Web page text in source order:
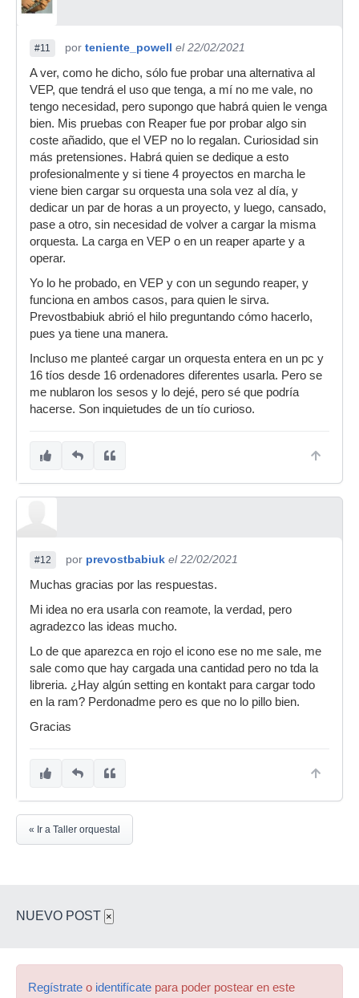
#11 por teniente_powell el 22/02/2021
A ver, como he dicho, sólo fue probar una alternativa al
VEP, que tendrá el uso que tenga, a mí no me vale, no
tengo necesidad, pero supongo que habrá quien le venga
bien. Mis pruebas con Reaper fue por probar algo sin
coste añadido, que el VEP no lo regalan. Curiosidad sin
más pretensiones. Habrá quien se dedique a esto
profesionalmente y si tiene 4 proyectos en marcha le
viene bien cargar su orquesta una sola vez al día, y
dedicar un par de horas a un proyecto, y luego, cansado,
pase a otro, sin necesidad de volver a cargar la misma
orquesta. La carga en VEP o en un reaper aparte y a
operar.
Yo lo he probado, en VEP y con un segundo reaper, y
funciona en ambos casos, para quien le sirva.
Prevostbabiuk abrió el hilo preguntando cómo hacerlo,
pues ya tiene una manera.
Incluso me planteé cargar un orquesta entera en un pc y
16 tíos desde 16 ordenadores diferentes usarla. Pero se
me nublaron los sesos y lo dejé, pero sé que podría
hacerse. Son inquietudes de un tío curioso.
#12 por prevostbabiuk el 22/02/2021
Muchas gracias por las respuestas.
Mi idea no era usarla con reamote, la verdad, pero
agradezco las ideas mucho.
Lo de que aparezca en rojo el icono ese no me sale, me
sale como que hay cargada una cantidad pero no tda la
libreria. ¿Hay algún setting en kontakt para cargar todo
en la ram? Perdonadme pero es que no lo pillo bien.
Gracias
« Ir a Taller orquestal
NUEVO POST ×
Regístrate o identifícate para poder postear en este